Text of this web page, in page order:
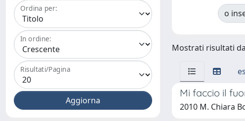
Ordina per:
In ordine:
Risultati/Pagina
o
Mostrati risultati
Mi faccio il
2010 M. Chiara